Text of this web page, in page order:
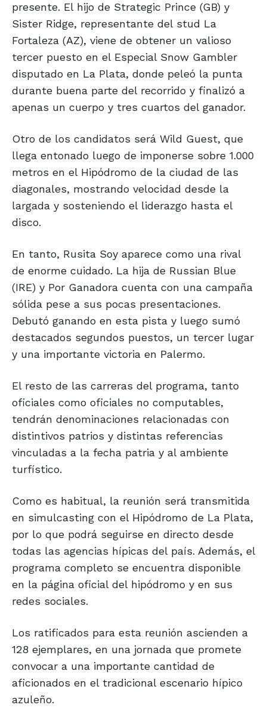
presente. El hijo de Strategic Prince (GB) y
Sister Ridge, representante del stud La
Fortaleza (AZ), viene de obtener un valioso
tercer puesto en el Especial Snow Gambler
disputado en La Plata, donde peleó la punta
durante buena parte del recorrido y finalizó a
apenas un cuerpo y tres cuartos del ganador.
Otro de los candidatos será Wild Guest, que
llega entonado luego de imponerse sobre 1.000
metros en el Hipódromo de la ciudad de las
diagonales, mostrando velocidad desde la
largada y sosteniendo el liderazgo hasta el
disco.
En tanto, Rusita Soy aparece como una rival
de enorme cuidado. La hija de Russian Blue
(IRE) y Por Ganadora cuenta con una campaña
sólida pese a sus pocas presentaciones.
Debutó ganando en esta pista y luego sumó
destacados segundos puestos, un tercer lugar
y una importante victoria en Palermo.
El resto de las carreras del programa, tanto
oficiales como oficiales no computables,
tendrán denominaciones relacionadas con
distintivos patrios y distintas referencias
vinculadas a la fecha patria y al ambiente
turfístico.
Como es habitual, la reunión será transmitida
en simulcasting con el Hipódromo de La Plata,
por lo que podrá seguirse en directo desde
todas las agencias hípicas del país. Además, el
programa completo se encuentra disponible
en la página oficial del hipódromo y en sus
redes sociales.
Los ratificados para esta reunión ascienden a
128 ejemplares, en una jornada que promete
convocar a una importante cantidad de
aficionados en el tradicional escenario hípico
azuleño.